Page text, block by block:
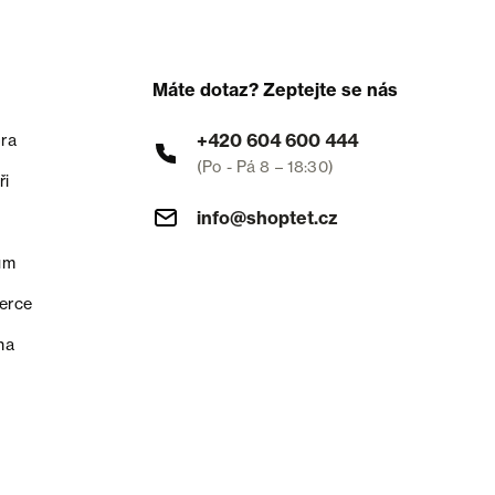
Máte dotaz? Zeptejte se nás
+420 604 600 444
(Po - Pá 8 – 18:30)
info@shoptet.cz